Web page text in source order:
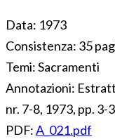
Data: 1973
Consistenza: 35
Temi:Sacramenti
Annotazioni:
nr. 7-8, 1973, pp. 3-
PDF:A_021.pdf